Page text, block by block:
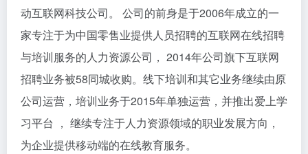
动互联网科技公司。 公司的前身是于2006年成立的一
家专注于为中国零售业提供人员招聘的互联网在线招聘
与培训服务的人力资源公司， 2014年公司旗下互联网
招聘业务被58同城收购。线下培训和其它业务继续由原
公司运营，培训业务于2015年单独运营，并推出爱上学
习平台 ， 继续专注于人力资源领域的职业发展方向，
为企业提供移动端的在线教育服务。